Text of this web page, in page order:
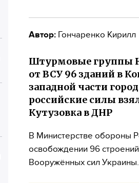
Автор: Гончаренко Кирилл
Штурмовые группы
от ВСУ 96 зданий в
западной части
российские силы
Кутузовка в ДНР
В Министерстве обороны
освобождении 96
Вооружённых сил Украины.